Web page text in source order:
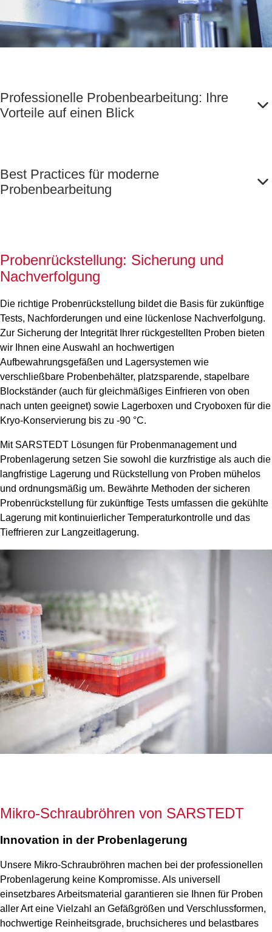
Professionelle Probenbearbeitung: Ihre
Vorteile auf einen Blick
Best Practices für moderne
Probenbearbeitung
Probenrückstellung: Sicherung und
Nachverfolgung
Die richtige Probenrückstellung bildet die Basis für zukünftige
Tests, Nachforderungen und eine lückenlose Nachverfolgung.
Zur Sicherung der Integrität Ihrer rückgestellten Proben bieten
wir Ihnen eine Auswahl an hochwertigen
Aufbewahrungsgefäßen und Lagersystemen wie
verschließbare Probenbehälter, platzsparende, stapelbare
Blockständer (auch für gleichmäßiges Einfrieren von oben
nach unten geeignet) sowie Lagerboxen und Cryoboxen für die
Kryo-Konservierung bis zu -90 °C.
Mit SARSTEDT Lösungen für Probenmanagement und
Probenlagerung setzen Sie sowohl die kurzfristige als auch die
langfristige Lagerung und Rückstellung von Proben mühelos
und ordnungsmäßig um. Bewährte Methoden der sicheren
Probenrückstellung für zukünftige Tests umfassen die gekühlte
Lagerung mit kontinuierlicher Temperaturkontrolle und das
Tieffrieren zur Langzeitlagerung.
Mikro-Schraubröhren von SARSTEDT
Innovation in der Probenlagerung
Unsere Mikro-Schraubröhren machen bei der professionellen
Probenlagerung keine Kompromisse. Als universell
einsetzbares Arbeitsmaterial garantieren sie Ihnen für Proben
aller Art eine Vielzahl an Gefäßgrößen und Verschlussformen,
hochwertige Reinheitsgrade, bruchsicheres und belastbares